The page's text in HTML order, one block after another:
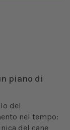
piano di
del
nel tempo:
del cane